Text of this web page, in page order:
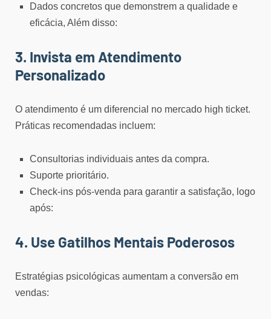
Dados concretos que demonstrem a qualidade e
eficácia, Além disso:
3. Invista em Atendimento
Personalizado
O atendimento é um diferencial no mercado high ticket.
Práticas recomendadas incluem:
Consultorias individuais antes da compra.
Suporte prioritário.
Check-ins pós-venda para garantir a satisfação, logo
após:
4. Use Gatilhos Mentais Poderosos
Estratégias psicológicas aumentam a conversão em
vendas: